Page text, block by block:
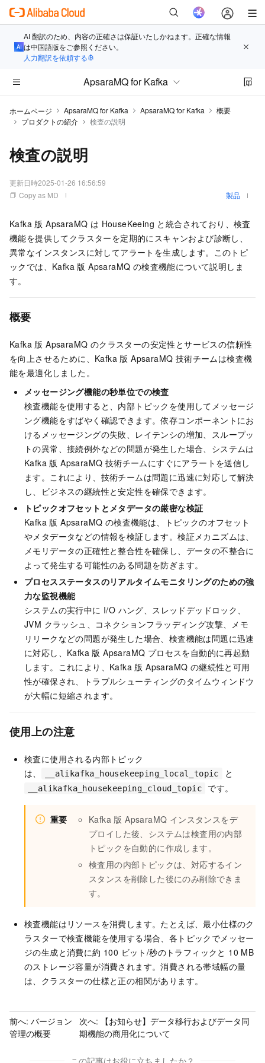
AI 翻訳のため、内容の正確さは保証いたしかねます。正確な情報
は中国語版をご参照ください。
人力翻訳を依頼する
ApsaraMQ for Kafka
ホームページ ApsaraMQ for Kafka ApsaraMQ for Kafka
概要
プロダクトの紹介
検査の説明
検査の説明
更新日時2025-01-26 16:56:59
Copy as MD
製品
Kafka 版 ApsaraMQ は HouseKeeing と統合されており、検査
機能を提供してクラスターを定期的にスキャンおよび診断し、
異常なインスタンスに対してアラートを生成します。このトピ
ックでは、 Kafka 版 ApsaraMQ の検査機能について説明しま
す。
概要
Kafka 版 ApsaraMQ のクラスターの安定性とサービスの信頼性
を向上させるために、 Kafka 版 ApsaraMQ 技術チームは検査機
能を最適化しました。
メッセージング機能の秒単位での検査
検査機能を使用すると、内部トピックを使用してメッセージ
ング機能をすばやく確認できます。依存コンポーネントにお
けるメッセージングの失敗、レイテンシの増加、スループッ
トの異常、接続例外などの問題が発生した場合、システムは
Kafka 版 ApsaraMQ 技術チームにすぐにアラートを送信し
ます。これにより、技術チームは問題に迅速に対応して解決
し、ビジネスの継続性と安定性を確保できます。
トピックオフセットとメタデータの厳密な検証
Kafka 版 ApsaraMQ の検査機能は、トピックのオフセット
やメタデータなどの情報を検証します。検証メカニズムは、
メモリデータの正確性と整合性を確保し、データの不整合に
よって発生する可能性のある問題を防ぎます。
プロセスステータスのリアルタイムモニタリングのための強
力な監視機能
システムの実行中に I/O ハング、スレッドデッドロック、
JVM クラッシュ、コネクションフラッディング攻撃、メモ
リリークなどの問題が発生した場合、検査機能は問題に迅速
に対応し、Kafka 版 ApsaraMQ プロセスを自動的に再起動
します。これにより、 Kafka 版 ApsaraMQ の継続性と可用
性が確保され、トラブルシューティングのタイムウィンドウ
が大幅に短縮されます。
使用上の注意
検査に使用される内部トピック
は、
__alikafka_housekeeping_local_topic と
__alikafka_housekeeping_cloud_topic です。
重要 Kafka 版 ApsaraMQ インスタンスをデ
プロイした後、システムは検査用の内部
トピックを自動的に作成します。
検査用の内部トピックは、対応するイン
スタンスを削除した後にのみ削除できま
す。
検査機能はリソースを消費します。たとえば、最小仕様のク
ラスターで検査機能を使用する場合、各トピックでメッセー
ジの生成と消費に約 100 ビット/秒のトラフィックと 10 MB
のストレージ容量が消費されます。消費される帯域幅の量
は、クラスターの仕様と正の相関があります。
前へ: バージョン
管理の概要
次へ:
【お知らせ】データ移行およびデータ同
期機能の商用化について